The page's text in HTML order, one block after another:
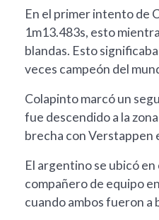
En el primer intento de
1m13.483s, esto
blandas. Esto
veces campeón del
Colapinto marcó un
fue descendido a la
brecha con Verstappen
El argentino se ubicó
compañero de equipo
cuando ambos fueron a